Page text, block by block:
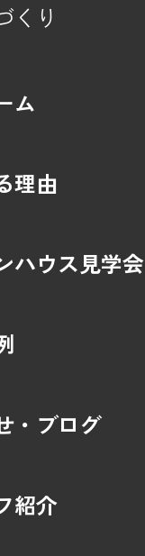
くり
ム
理由
ハウス見学会
・ブログ
紹介